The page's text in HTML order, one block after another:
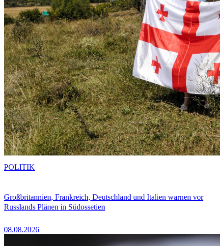
Großbritannien, Frankreich, Deutschland und Italien warnen vor
Russlands Plänen in Südossetien
08.08.2026
POLITIK